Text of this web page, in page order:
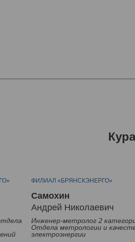
ФИЛИАЛ «БРЯНСКЭНЕРГО»
Самохин
Андрей Николаевич
Инженер-метролог 2
Отдела метрологии и
электроэнергии